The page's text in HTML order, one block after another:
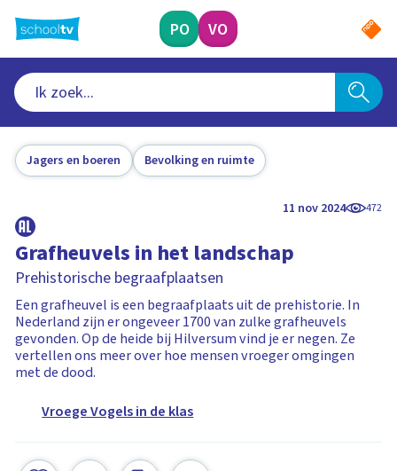
naar
hoofdinhoud
PO VO
Jagers en boeren Bevolking en ruimte
11 nov 2024 472
Grafheuvels in het landschap
Prehistorische begraafplaatsen
Een grafheuvel is een begraafplaats uit de prehistorie. In
Nederland zijn er ongeveer 1700 van zulke grafheuvels
gevonden. Op de heide bij Hilversum vind je er negen. Ze
vertellen ons meer over hoe mensen vroeger omgingen
met de dood.
Vroege Vogels in de klas